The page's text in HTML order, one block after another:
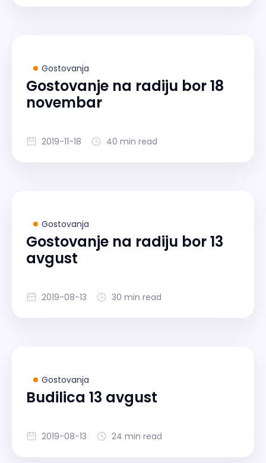
Gostovanja
Gostovanje na radiju bor 18
novembar
2019-11-18 40 min read
Gostovanja
Gostovanje na radiju bor 13
avgust
2019-08-13 30 min read
Gostovanja
Budilica 13 avgust
2019-08-13 24 min read